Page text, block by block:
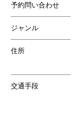
予約問い合わせ
ジャンル
住所
交通手段